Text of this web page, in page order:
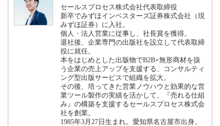
セールスプロセス株式会社代表取締役
新卒でみずほインベスターズ証券株式会社（現
みずほ証券）に入社。
個人・法人営業に従事し、社長賞を獲得。
退社後、企業専門の出版社を設立して代表取締
役に就任。
本をはじめとした出版物でB2B×無形商材を扱
う企業の売上アップを支援する、コンサルティ
ング型出版サービスで組織を拡大。
その後、培ってきた営業ノウハウと効果的な営
業ツール製作の実績を活かして、『売れる仕組
み』の構築を支援するセールスプロセス株式会
社を創業。
1985年3月27日生まれ。愛知県名古屋市出身。